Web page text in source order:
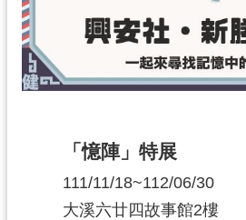
「憶陣」特展
111/11/18~112/06/30
大溪六廿四故事館2樓